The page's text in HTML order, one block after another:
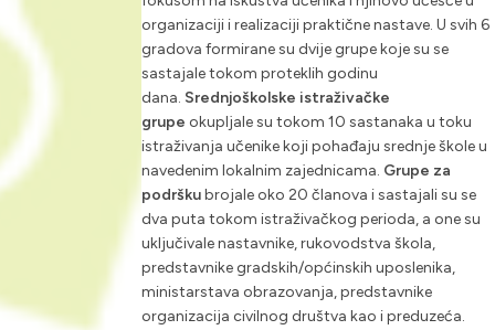
organizaciji i realizaciji praktične nastave. U svih 6
gradova formirane su dvije grupe koje su se
sastajale tokom proteklih godinu
dana. Srednjoškolske istraživačke
grupe okupljale su tokom 10 sastanaka u toku
istraživanja učenike koji pohađaju srednje škole u
navedenim lokalnim zajednicama. Grupe za
podrškubrojale oko 20 članova i sastajali su se
dva puta tokom istraživačkog perioda, a one su
uključivale nastavnike, rukovodstva škola,
predstavnike gradskih/općinskih uposlenika,
ministarstava obrazovanja, predstavnike
organizacija civilnog društva kao i preduzeća.